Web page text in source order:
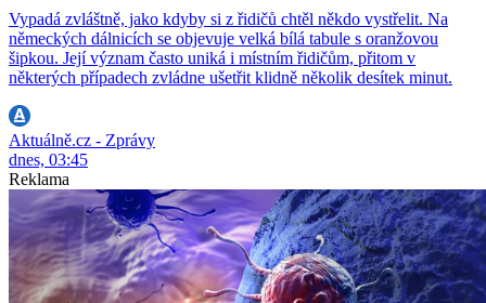
Vypadá zvláštně, jako kdyby si z řidičů chtěl někdo vystřelit. Na
německých dálnicích se objevuje velká bílá tabule s oranžovou
šipkou. Její význam často uniká i místním řidičům, přitom v
některých případech zvládne ušetřit klidně několik desítek minut.
Aktuálně.cz - Zprávy
dnes, 03:45
Reklama